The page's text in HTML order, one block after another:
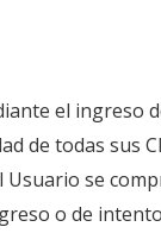
el ingreso
de todas sus
se
o de